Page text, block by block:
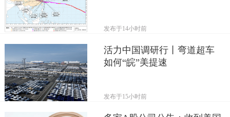
发布于14小时前
活力中国调研行丨弯道超车
如何“皖”美提速
发布于15小时前